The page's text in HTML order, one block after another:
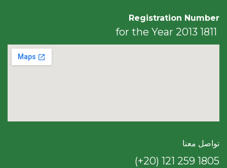
Registration Number
1811 for the Year 2013
تواصل معنا
(+20) 121 259 18​05